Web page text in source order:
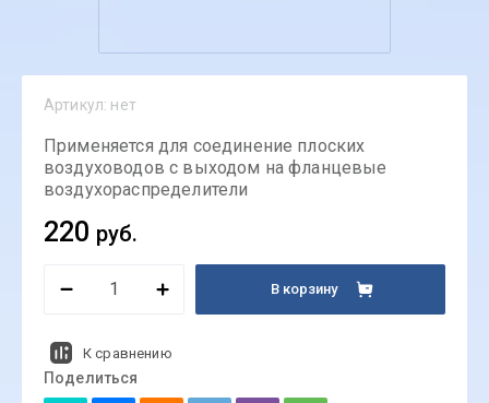
Артикул: нет
Применяется для соединение плоских
воздуховодов с выходом на фланцевые
воздухораспределители
220 руб.
В корзину
К сравнению
Поделиться